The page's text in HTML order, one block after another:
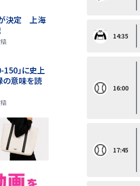
が決定 上海
150」に史上
の意味を読
14:35
16:00
17:45